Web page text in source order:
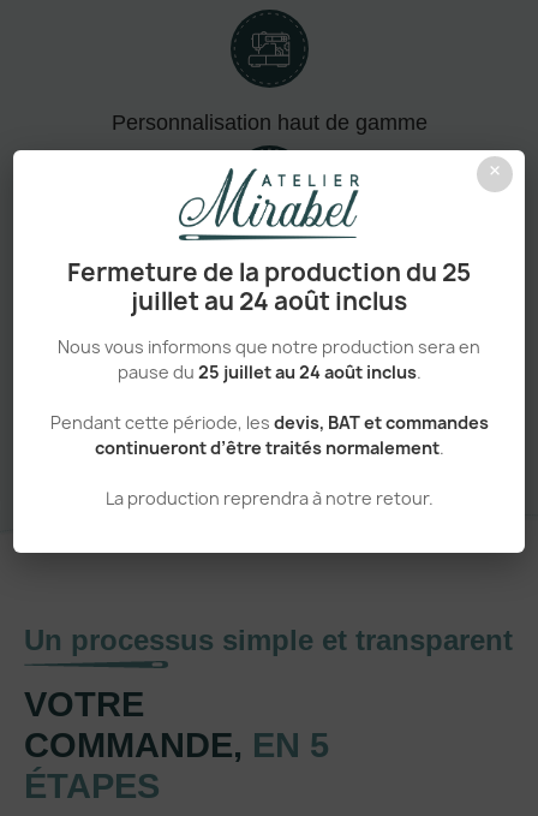
×
Fermeture de la production du 25
juillet au 24 août inclus
Nous vous informons que notre production sera en
pause du 25 juillet au 24 août inclus.
Pendant cette période, les devis, BAT et commandes
continueront d’être traités normalement.
La production reprendra à notre retour.
Personnalisation haut de gamme
Adapté aux pros comme aux particuliers
Un processus simple et transparent
VOTRE
COMMANDE, EN 5
ÉTAPES